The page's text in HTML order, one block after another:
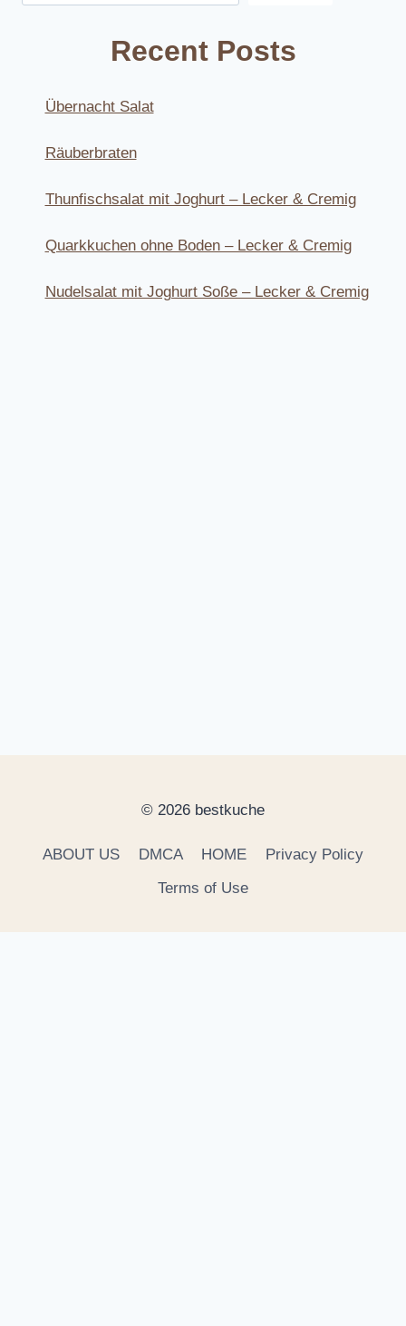
Recent Posts
Übernacht Salat
Räuberbraten
Thunfischsalat mit Joghurt – Lecker & Cremig
Quarkkuchen ohne Boden – Lecker & Cremig
Nudelsalat mit Joghurt Soße – Lecker & Cremig
© 2026 bestkuche
ABOUT US DMCA HOME
Privacy Policy
Terms of Use